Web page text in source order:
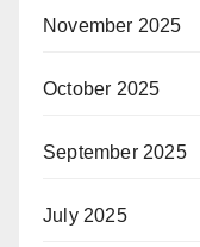
November 2025
October 2025
September 2025
July 2025